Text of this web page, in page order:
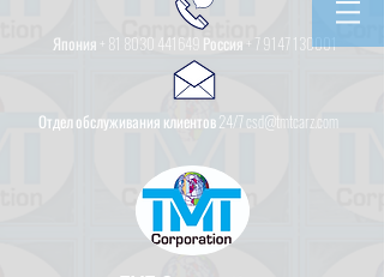
Япония + 81 8030 441649 Россия + 7 9147 130001
Отдел обслуживания клиентов 24/7 csd@tmtcarz.com